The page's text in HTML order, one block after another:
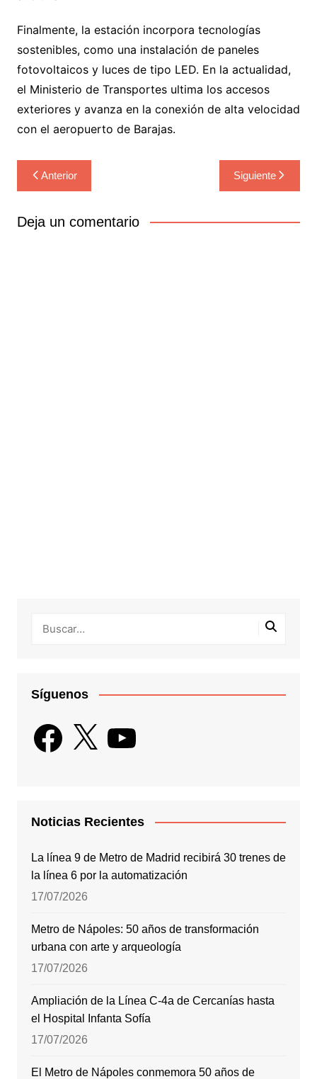
Finalmente, la estación incorpora tecnologías
sostenibles, como una instalación de paneles
fotovoltaicos y luces de tipo LED. En la actualidad,
el Ministerio de Transportes ultima los accesos
exteriores y avanza en la conexión de alta velocidad
con el aeropuerto de Barajas.
Navegación
de
entradas
Anterior Siguiente
Deja un comentario
Síguenos
Facebook
X YouTube
Noticias Recientes
La línea 9 de Metro de Madrid recibirá 30 trenes de
la línea 6 por la automatización
17/07/2026
Metro de Nápoles: 50 años de transformación
urbana con arte y arqueología
17/07/2026
Ampliación de la Línea C-4a de Cercanías hasta
el Hospital Infanta Sofía
17/07/2026
El Metro de Nápoles conmemora 50 años de